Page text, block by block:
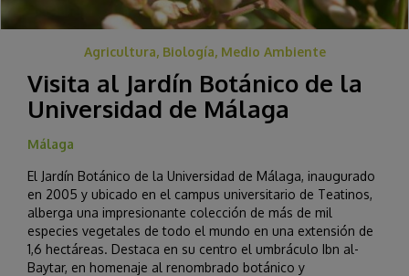
Agricultura, Biología, Medio Ambiente
Visita al Jardín Botánico de la
Universidad de Málaga
Málaga
El Jardín Botánico de la Universidad de Málaga, inaugurado
en 2005 y ubicado en el campus universitario de Teatinos,
alberga una impresionante colección de más de mil
especies vegetales de todo el mundo en una extensión de
1,6 hectáreas. Destaca en su centro el umbráculo Ibn al-
Baytar, en homenaje al renombrado botánico y